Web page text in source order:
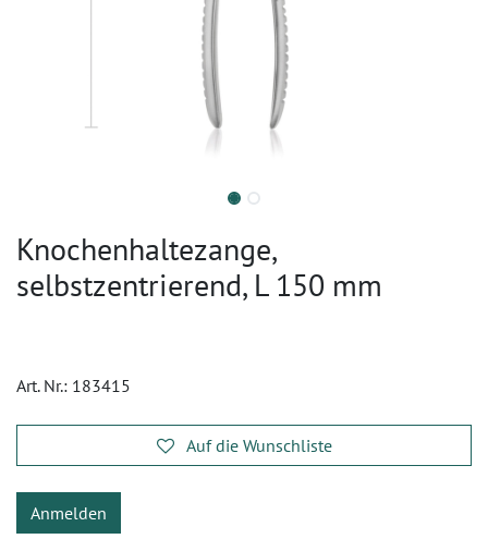
Knochenhaltezange,
selbstzentrierend, L 150 mm
Art. Nr.: 183415
Auf die Wunschliste
Anmelden